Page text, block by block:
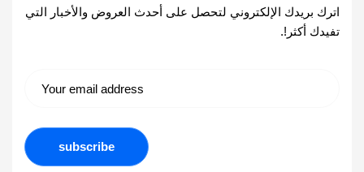
اترك بريدك الإلكتروني لتحصل على أحدث العروض والأخبار التي
تفيدك أكثر!.